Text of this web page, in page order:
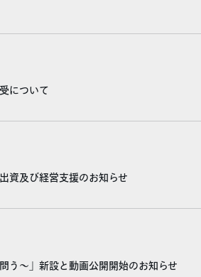
について
資及び経営支援のお知らせ
う～」新設と動画公開開始のお知らせ